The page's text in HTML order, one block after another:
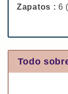
Zapatos : 6
Todo